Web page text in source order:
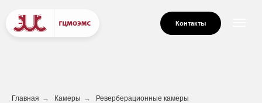
Контакты
Главная → Камеры → Реверберационные камеры